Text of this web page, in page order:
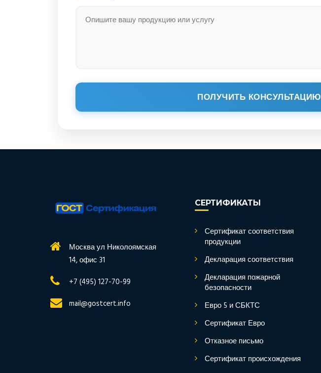
ПОЛУЧИТЬ КОНСУЛЬТАЦИЮ
Москва ул Николоямская
14, офис 31
+7 (495) 127-70-99
mail@gostcert.info
СЕРТИФИКАТЫ
Сертификат соответствия
продукции
Декларация соответствия
Декларация пожарной
безопасности
Евро 5 и СБКТС
Сертификат Евро
Отказное письмо
Сертификат происхождения